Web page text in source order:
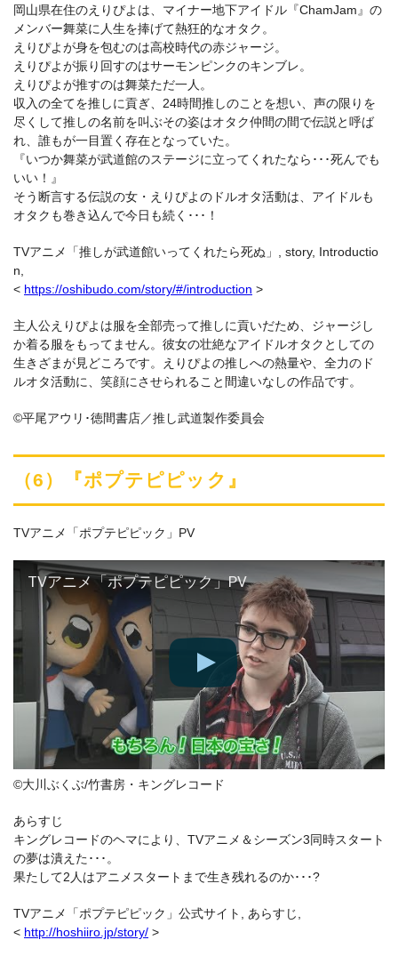
岡山県在住のえりぴよは、マイナー地下アイドル『ChamJam』の
メンバー舞菜に人生を捧げて熱狂的なオタク。
えりぴよが身を包むのは高校時代の赤ジャージ。
えりぴよが振り回すのはサーモンピンクのキンブレ。
えりぴよが推すのは舞菜ただ一人。
収入の全てを推しに貢ぎ、24時間推しのことを想い、声の限りを
尽くして推しの名前を叫ぶその姿はオタク仲間の間で伝説と呼ば
れ、誰もが一目置く存在となっていた。
『いつか舞菜が武道館のステージに立ってくれたなら･･･死んでも
いい！』
そう断言する伝説の女・えりぴよのドルオタ活動は、アイドルも
オタクも巻き込んで今日も続く･･･！
TVアニメ「推しが武道館いってくれたら死ぬ」, story, Introductio
n,
< https://oshibudo.com/story/#/introduction >
主人公えりぴよは服を全部売って推しに貢いだため、ジャージし
か着る服をもってません。彼女の壮絶なアイドルオタクとしての
生きざまが見どころです。えりぴよの推しへの熱量や、全力のド
ルオタ活動に、笑顔にさせられること間違いなしの作品です。
©平尾アウリ･徳間書店／推し武道製作委員会
（6）『ポプテピピック』
TVアニメ「ポプテピピック」PV
TVアニメ「ポプテピピック」PV
©大川ぶくぶ/竹書房・キングレコード
あらすじ
キングレコードのヘマにより、TVアニメ＆シーズン3同時スタート
の夢は潰えた･･･。
果たして2人はアニメスタートまで生き残れるのか･･･?
TVアニメ「ポプテピピック」公式サイト, あらすじ,
< http://hoshiiro.jp/story/ >